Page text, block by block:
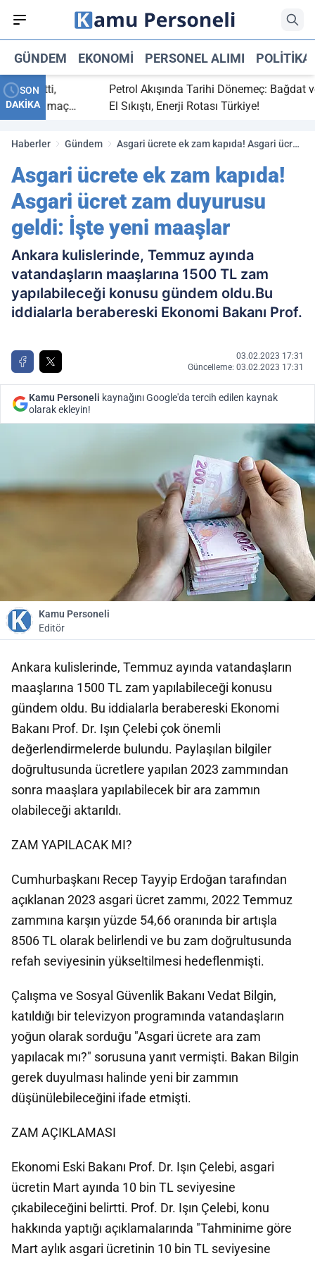
GÜNDEM EKONOMI PERSONEL ALIMI POLITIKA
SON
DAKİKA
bitti,
maç
Petrol Akışında Tarihi Dönemeç: Bağdat ve
El Sıkıştı, Enerji Rotası Türkiye!
Haberler Gündem
Asgari ücrete ek zam kapıda! Asgari ücret
Asgari ücrete ek zam kapıda!
Asgari ücret zam duyurusu
geldi: İşte yeni maaşlar
Ankara kulislerinde, Temmuz ayında
vatandaşların maaşlarına 1500 TL zam
yapılabileceği konusu gündem oldu.Bu
iddialarla berabereski Ekonomi Bakanı Prof.
03.02.2023 17:31
Güncelleme: 03.02.2023 17:31
Kamu Personeli kaynağını Google'da tercih edilen kaynak
olarak ekleyin!
Kamu Personeli
Editör
Ankara kulislerinde, Temmuz ayında vatandaşların
maaşlarına 1500 TL zam yapılabileceği konusu
gündem oldu. Bu iddialarla berabereski Ekonomi
Bakanı Prof. Dr. Işın Çelebi çok önemli
değerlendirmelerde bulundu. Paylaşılan bilgiler
doğrultusunda ücretlere yapılan 2023 zammından
sonra maaşlara yapılabilecek bir ara zammın
olabileceği aktarıldı.
ZAM YAPILACAK MI?
Cumhurbaşkanı Recep Tayyip Erdoğan tarafından
açıklanan 2023 asgari ücret zammı, 2022 Temmuz
zammına karşın yüzde 54,66 oranında bir artışla
8506 TL olarak belirlendi ve bu zam doğrultusunda
refah seviyesinin yükseltilmesi hedeflenmişti.
Çalışma ve Sosyal Güvenlik Bakanı Vedat Bilgin,
katıldığı bir televizyon programında vatandaşların
yoğun olarak sorduğu "Asgari ücrete ara zam
yapılacak mı?" sorusuna yanıt vermişti. Bakan Bilgin
gerek duyulması halinde yeni bir zammın
düşünülebileceğini ifade etmişti.
ZAM AÇIKLAMASI
Ekonomi Eski Bakanı Prof. Dr. Işın Çelebi, asgari
ücretin Mart ayında 10 bin TL seviyesine
çıkabileceğini belirtti. Prof. Dr. Işın Çelebi, konu
hakkında yaptığı açıklamalarında "Tahminime göre
Mart aylık asgari ücretinin 10 bin TL seviyesine